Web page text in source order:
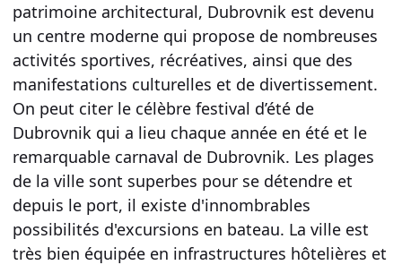
patrimoine architectural, Dubrovnik est devenu
un centre moderne qui propose de nombreuses
activités sportives, récréatives, ainsi que des
manifestations culturelles et de divertissement.
On peut citer le célèbre festival d’été de
Dubrovnik qui a lieu chaque année en été et le
remarquable carnaval de Dubrovnik. Les plages
de la ville sont superbes pour se détendre et
depuis le port, il existe d'innombrables
possibilités d'excursions en bateau. La ville est
très bien équipée en infrastructures hôtelières et